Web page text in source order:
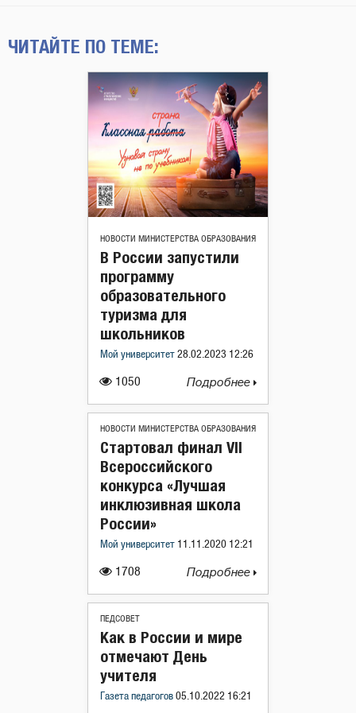
ЧИТАЙТЕ ПО ТЕМЕ:
НОВОСТИ МИНИСТЕРСТВА ОБРАЗОВАНИЯ
1050
В России запустили
программу
образовательного
туризма для
школьников
Мой университет 28.02.2023 12:26
Подробнее
НОВОСТИ МИНИСТЕРСТВА ОБРАЗОВАНИЯ
1708
Стартовал финал VII
Всероссийского
конкурса «Лучшая
инклюзивная школа
России»
Мой университет 11.11.2020 12:21
Подробнее
ПЕДСОВЕТ
Как в России и мире
отмечают День
учителя
Газета педагогов 05.10.2022 16:21